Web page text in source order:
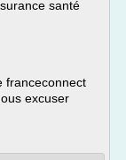
santé
franceconnect
excuser